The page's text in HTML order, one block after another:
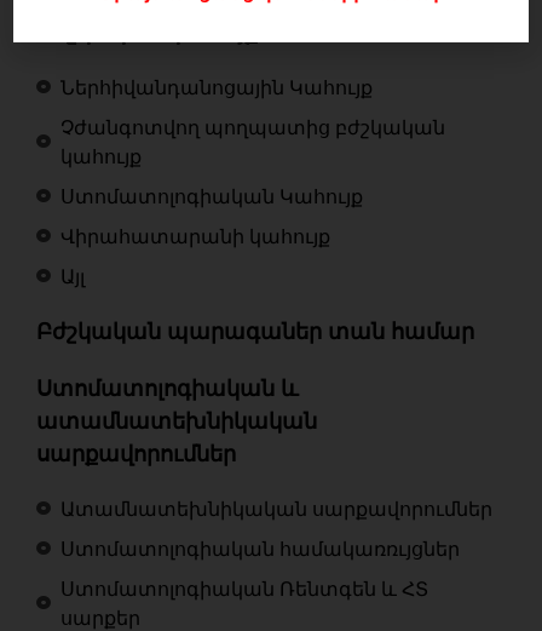
Ներհիվանդանոցային Կահույք
Չժանգոտվող պողպատից բժշկական
կահույք
Ստոմատոլոգիական Կահույք
Վիրահատարանի կահույք
Այլ
Բժշկական պարագաներ տան համար
Ստոմատոլոգիական և
ատամնատեխնիկական
սարքավորումներ
Ատամնատեխնիկական սարքավորումներ
Ստոմատոլոգիական համակառռւյցներ
Ստոմատոլոգիական Ռենտգեն և ՀՏ
սարքեր